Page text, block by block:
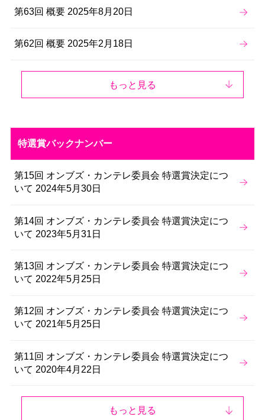
第63回 概要 2025年8月20日
第62回 概要 2025年2月18日
もっと見る
特選賞バックナンバー
第15回 オンブズ・カンテレ委員会 特選賞決定につ
いて 2024年5月30日
第14回 オンブズ・カンテレ委員会 特選賞決定につ
いて 2023年5月31日
第13回 オンブズ・カンテレ委員会 特選賞決定につ
いて 2022年5月25日
第12回 オンブズ・カンテレ委員会 特選賞決定につ
いて 2021年5月25日
第11回 オンブズ・カンテレ委員会 特選賞決定につ
いて 2020年4月22日
もっと見る